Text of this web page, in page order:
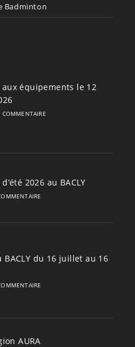
Badminton
équipements le 12
COMMENTAIRE
2026 au BACLY
BACLY du 16 juillet au 16
AURA